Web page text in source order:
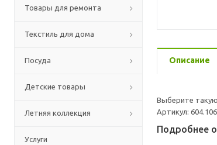
Товары для ремонта
Текстиль для дома
Посуда
Детские товары
Летняя коллекция
Услуги
Описание
Выберите
Артикул:
Подробнее